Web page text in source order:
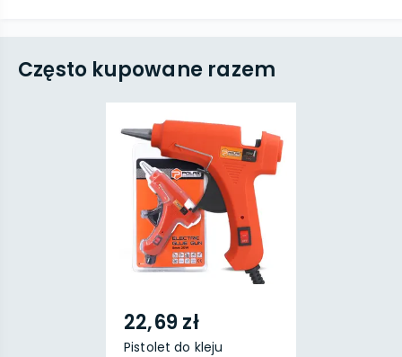
Często kupowane razem
22,69 zł
Pistolet do kleju